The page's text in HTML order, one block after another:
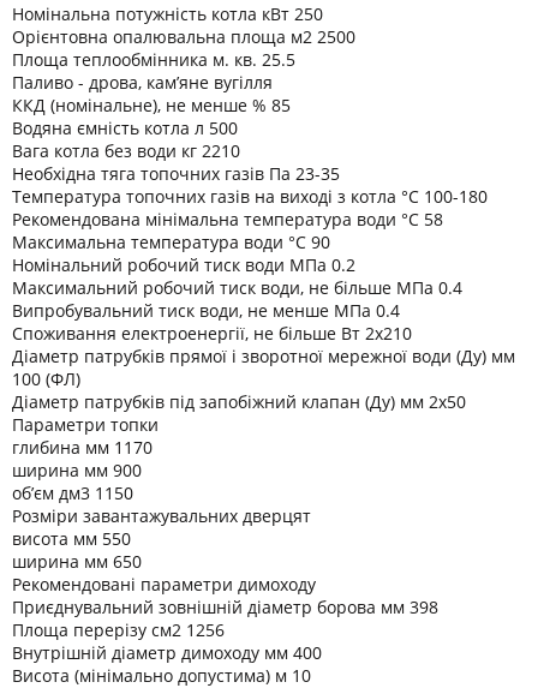
Номінальна потужність котла кВт 250
Орієнтовна опалювальна площа м2 2500
Площа теплообмінника м. кв. 25.5
Паливо - дрова, кам’яне вугілля
ККД (номінальне), не менше % 85
Водяна ємність котла л 500
Вага котла без води кг 2210
Необхідна тяга топочних газів Па 23-35
Температура топочних газів на виході з котла °C 100-180
Рекомендована мінімальна температура води °C 58
Максимальна температура води °C 90
Номінальний робочий тиск води МПа 0.2
Максимальний робочий тиск води, не більше МПа 0.4
Випробувальний тиск води, не менше МПа 0.4
Споживання електроенергії, не більше Вт 2х210
Діаметр патрубків прямої і зворотної мережної води (Ду) мм
100 (ФЛ)
Діаметр патрубків під запобіжний клапан (Ду) мм 2х50
Параметри топки
глибина мм 1170
ширина мм 900
об’єм дм3 1150
Розміри завантажувальних дверцят
висота мм 550
ширина мм 650
Рекомендовані параметри димоходу
Приєднувальний зовнішній діаметр борова мм 398
Площа перерізу см2 1256
Внутрішній діаметр димоходу мм 400
Висота (мінімально допустима) м 10